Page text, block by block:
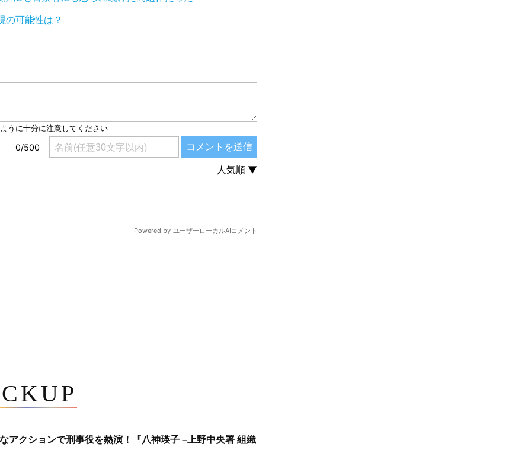
の可能性は？
アクションで刑事役を熱演！『八神瑛子 –上野中央署 組織